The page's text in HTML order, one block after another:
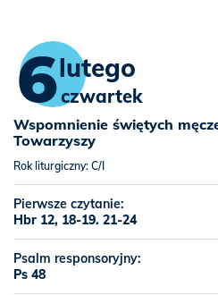
6lutego
czwartek
Wspomnienie świętych
Towarzyszy
Rok liturgiczny: C/I
Pierwsze czytanie:
Hbr 12, 18-19. 21-24
Psalm responsoryjny:
Ps 48